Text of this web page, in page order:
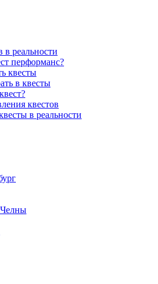
в реальности
перформанс?
квесты
в квесты
квестов
в реальности